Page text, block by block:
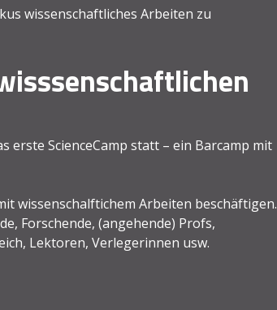
wissenschaftliches Arbeiten zu
erste ScienceCamp statt – ein Barcamp mit
wissenschalftichem Arbeiten beschäftigen.
Forschende, (angehende) Profs,
Lektoren, Verlegerinnen usw.